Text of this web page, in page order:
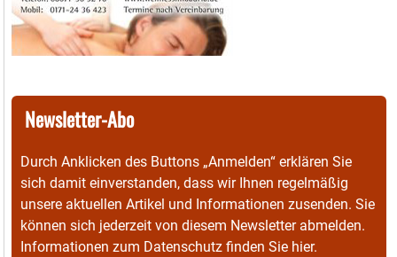
Newsletter-Abo
Durch Anklicken des Buttons „Anmelden“ erklären Sie
sich damit einverstanden, dass wir Ihnen regelmäßig
unsere aktuellen Artikel und Informationen zusenden. Sie
können sich jederzeit von diesem Newsletter abmelden.
Informationen zum Datenschutz finden Sie hier.